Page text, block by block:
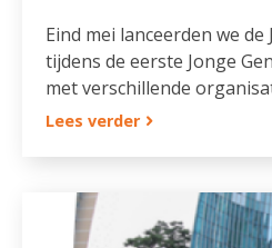
Eind mei lanceerden we
tijdens de eerste Jonge
met verschillende
Lees verder